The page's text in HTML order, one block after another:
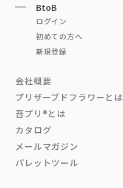
BtoB
ログイン
初めての方へ
新規登録
会社概要
プリザーブドフラワーとは
苔プリ®とは
カタログ
メールマガジン
パレットツール